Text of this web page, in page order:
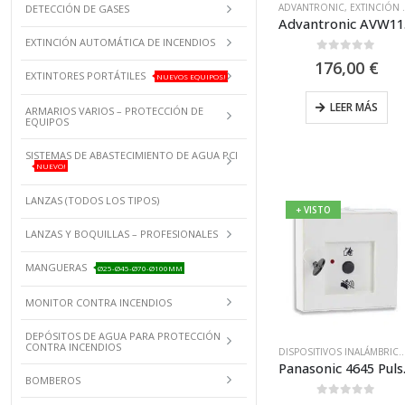
ADVANTRONIC, EXTINCIÓN AUTOMÁTICA DE INCENDIOS
176,00 €
LEER MÁS
+ VISTO
DISPOSITIVOS INALÁMBRICOS PANASONIC
DETECCIÓN DE GASES
EXTINCIÓN AUTOMÁTICA DE INCENDIOS
EXTINTORES PORTÁTILES NUEVOS EQUIPOS!
ARMARIOS VARIOS – PROTECCIÓN DE
EQUIPOS
SISTEMAS DE ABASTECIMIENTO DE AGUA PCI
NUEVO!
LANZAS (TODOS LOS TIPOS)
LANZAS Y BOQUILLAS – PROFESIONALES
MANGUERAS Ø25-Ø45-Ø70-Ø100MM
MONITOR CONTRA INCENDIOS
DEPÓSITOS DE AGUA PARA PROTECCIÓN
CONTRA INCENDIOS
BOMBEROS